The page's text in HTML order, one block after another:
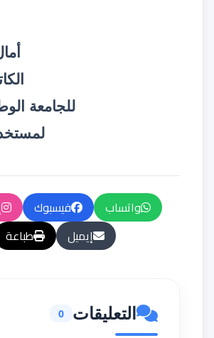
للجامعة
واتساب فيسبوك
إيميل
طباعة
التعليقات 0